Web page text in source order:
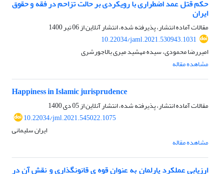
حکم قتل عمد اضطراری با رویکردی بر حالت تزاحم در فقه و حقوق
ایران
مقالات آماده انتشار، پذیرفته شده، انتشار آنلاین از06 تیر 1400
10.22034/jaml.2021.530943.1031
امیررضا محمودی، سیده مهشید میری بالاجورشری
مشاهده مقاله
Happiness in Islamic jurisprudence
مقالات آماده انتشار، پذیرفته شده، انتشار آنلاین از05 دی 1400
10.22034/jml.2021.545022.1075
ایران سلیمانی
مشاهده مقاله
ارزیابی عملکرد پارلمان به عنوان قوه ی قانونگذاری و نقش آن در